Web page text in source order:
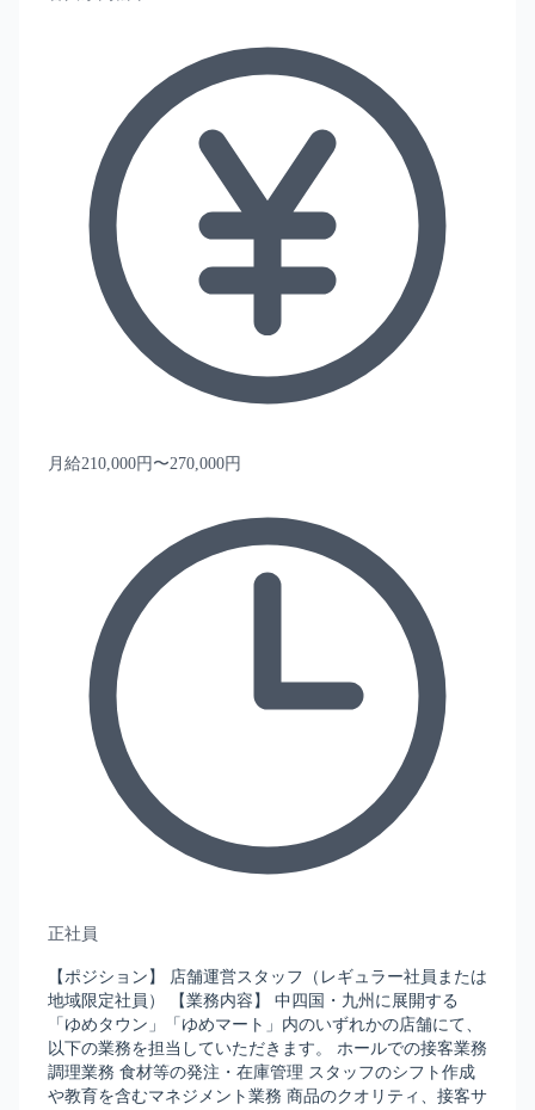
月給210,000円〜270,000円
正社員
【ポジション】 店舗運営スタッフ（レギュラー社員または
地域限定社員） 【業務内容】 中四国・九州に展開する
「ゆめタウン」「ゆめマート」内のいずれかの店舗にて、
以下の業務を担当していただきます。 ホールでの接客業務
調理業務 食材等の発注・在庫管理 スタッフのシフト作成
や教育を含むマネジメント業務 商品のクオリティ、接客サ